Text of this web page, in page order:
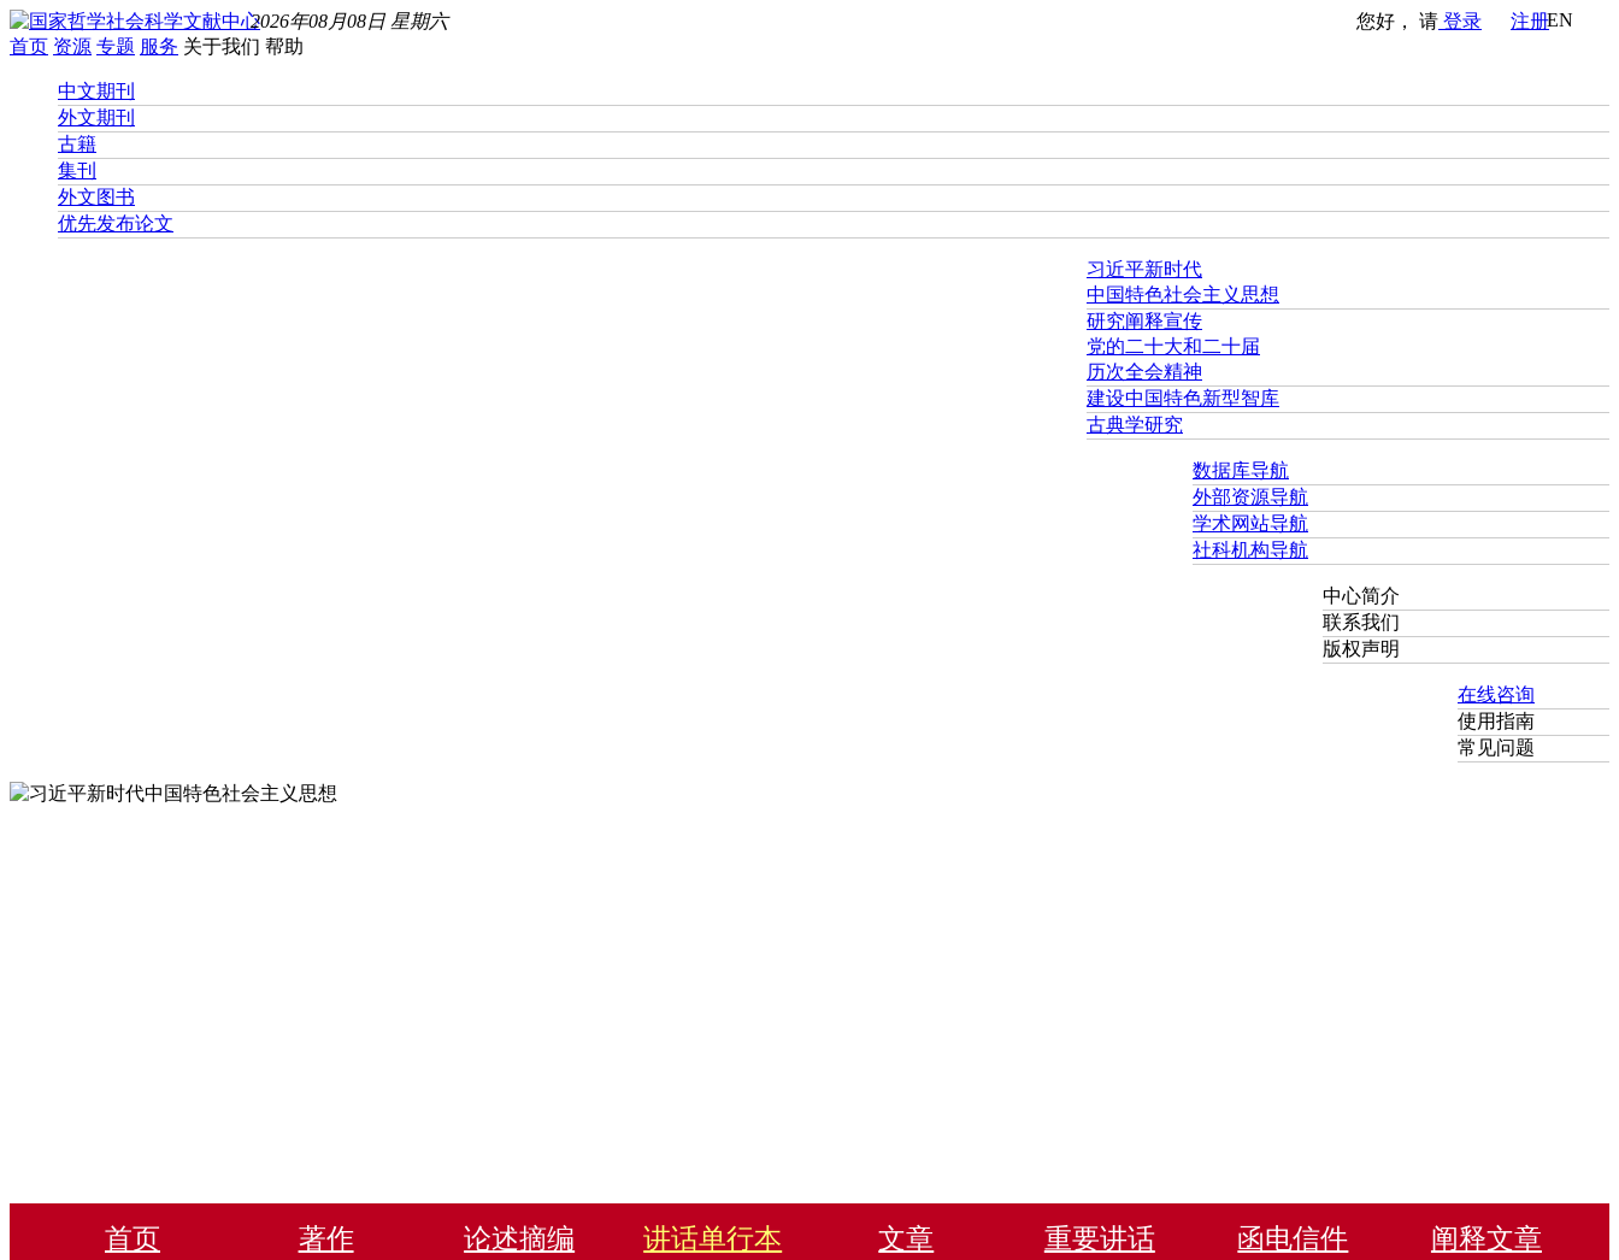
您好， 请 登录 注册EN
2026年08月08日 星期六
首页 资源 专题 服务 关于我们 帮助
中文期刊
外文期刊
古籍
集刊
外文图书
优先发布论文
习近平新时代
中国特色社会主义思想
研究阐释宣传
党的二十大和二十届
历次全会精神
建设中国特色新型智库
古典学研究
数据库导航
外部资源导航
学术网站导航
社科机构导航
中心简介
联系我们
版权声明
在线咨询
使用指南
常见问题
首页 著作 论述摘编 讲话单行本 文章 重要讲话 函电信件 阐释文章